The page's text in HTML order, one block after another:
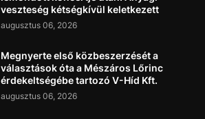
veszteség kétségkívül keletkezett
augusztus 06, 2026
Megnyerte első közbeszerzését a
választások óta a Mészáros Lőrinc
érdekeltségébe tartozó V-Híd Kft.
augusztus 06, 2026